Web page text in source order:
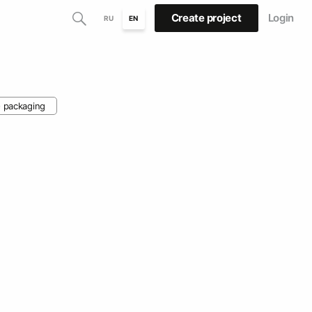
RU EN Create project Login
packaging